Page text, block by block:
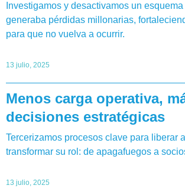
Investigamos y desactivamos un
generaba pérdidas millonarias,
para que no vuelva a ocurrir.
13 julio, 2025
Menos carga operativa,
decisiones estratégicas
Tercerizamos procesos clave para liberar
transformar su rol: de apagafuegos a
13 julio, 2025